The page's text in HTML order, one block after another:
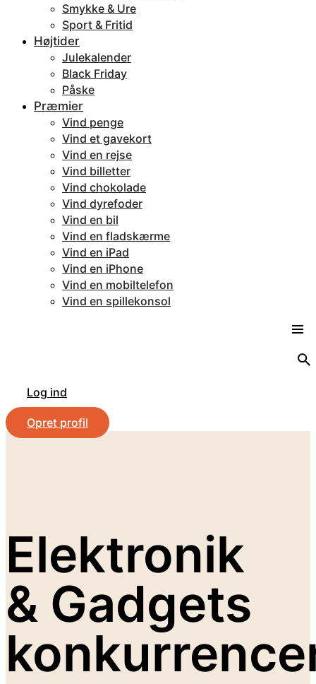
Smykke & Ure
Sport & Fritid
Højtider
Julekalender
Black Friday
Påske
Præmier
Vind penge
Vind et gavekort
Vind en rejse
Vind billetter
Vind chokolade
Vind dyrefoder
Vind en bil
Vind en fladskærme
Vind en iPad
Vind en iPhone
Vind en mobiltelefon
Vind en spillekonsol
Log ind
Opret profil
Elektronik
& Gadgets